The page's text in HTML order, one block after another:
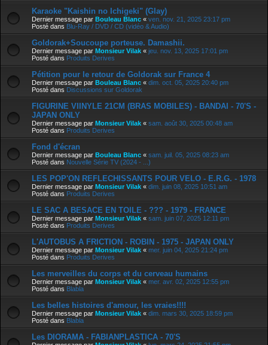
Karaoke "Kaishin no Ichigeki" (Glay)
Dernier message par Bouleau Blanc « ven. nov. 21, 2025 23:17 pm
Posté dans Blu-Ray / DVD / CD (vidéo & Audio)
Goldorak+Soucoupe porteuse. Damashii.
Dernier message par Monsieur Vilak « jeu. nov. 13, 2025 17:01 pm
Posté dans Produits Derives
Pétition pour le retour de Goldorak sur France 4
Dernier message par Bouleau Blanc « dim. oct. 05, 2025 20:40 pm
Posté dans Discussions sur Goldorak
FIGURINE VIINYLE 21CM (BRAS MOBILES) - BANDAI - 70'S -
JAPAN ONLY
Dernier message par Monsieur Vilak « sam. août 30, 2025 00:48 am
Posté dans Produits Derives
Fond d'écran
Dernier message par Bouleau Blanc « sam. juil. 05, 2025 08:23 am
Posté dans Nouvelle Série TV (2024 - ...)
LES POP'ON REFLECHISSANTS POUR VELO - E.R.G. - 1978
Dernier message par Monsieur Vilak « dim. juin 08, 2025 10:51 am
Posté dans Produits Derives
LE SAC A BESACE EN TOILE - ??? - 1979 - FRANCE
Dernier message par Monsieur Vilak « sam. juin 07, 2025 12:11 pm
Posté dans Produits Derives
L'AUTOBUS A FRICTION - ROBIN - 1975 - JAPAN ONLY
Dernier message par Monsieur Vilak « mer. juin 04, 2025 21:24 pm
Posté dans Produits Derives
Les merveilles du corps et du cerveau humains
Dernier message par Monsieur Vilak « mer. avr. 02, 2025 12:55 pm
Posté dans Blabla
Les belles histoires d'amour, les vraies!!!!
Dernier message par Monsieur Vilak « dim. mars 30, 2025 18:59 pm
Posté dans Blabla
Les DIORAMA - FABIANPLASTICA - 70'S